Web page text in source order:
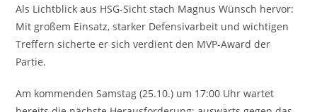
Als Lichtblick aus HSG-Sicht stach Magnus Wünsch hervor:
Mit großem Einsatz, starker Defensivarbeit und wichtigen
Treffern sicherte er sich verdient den MVP-Award der
Partie.
Am kommenden Samstag (25.10.) um 17:00 Uhr wartet